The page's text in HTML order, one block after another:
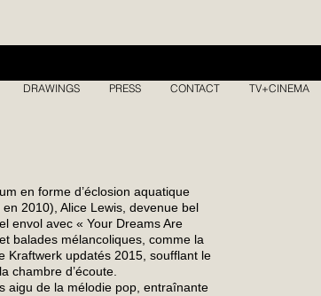
DRAWINGS PRESS CONTACT TV+CINEMA
d’éclosion aquatique
2010), Alice Lewis, devenue bel
envol avec « Your Dreams Are
balades mélancoliques, comme la
Kraftwerk updatés 2015, soufflant le
ou la chambre d’écoute.
de la mélodie pop, entraînante